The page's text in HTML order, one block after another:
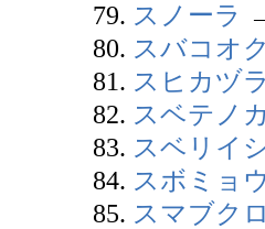
79. スノーラ
80. スバコオ
81. スヒカヅ
82. スベテノ
83. スベリイ
84. スボミョ
85. スマブク